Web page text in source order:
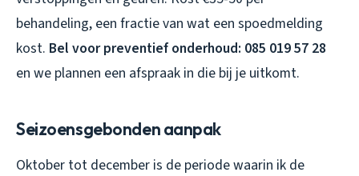
behandeling, een fractie van wat een spoedmelding
kost. Bel voor preventief onderhoud: 085 019 57 28
en we plannen een afspraak in die bij je uitkomt.
Seizoensgebonden aanpak
Oktober tot december is de periode waarin ik de